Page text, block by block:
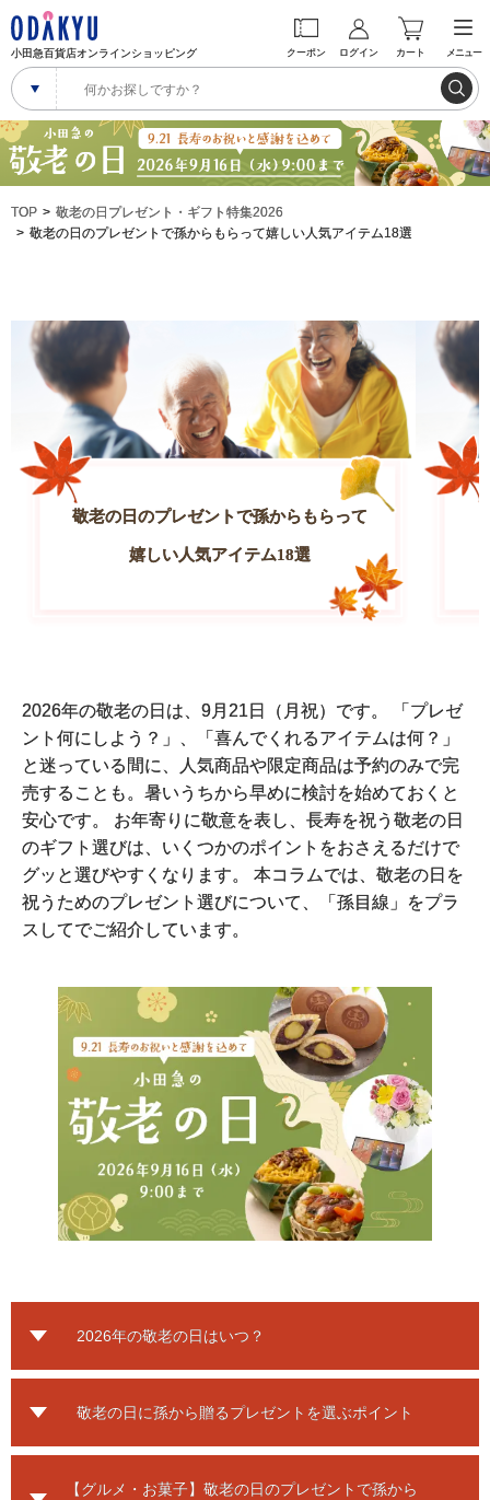
小田急百貨店オンラインショッピング クーポン ログイン カート メニュー
TOP
敬老の日プレゼント・ギフト特集2026
敬老の日のプレゼントで孫からもらって嬉しい人気アイテム18選
敬老の日のプレゼントで孫からもらって
嬉しい人気アイテム18選
2026年の敬老の日は、9月21日（月祝）です。 「プレゼ
ント何にしよう？」、「喜んでくれるアイテムは何？」
と迷っている間に、人気商品や限定商品は予約のみで完
売することも。暑いうちから早めに検討を始めておくと
安心です。 お年寄りに敬意を表し、長寿を祝う敬老の日
のギフト選びは、いくつかのポイントをおさえるだけで
グッと選びやすくなります。 本コラムでは、敬老の日を
祝うためのプレゼント選びについて、「孫目線」をプラ
スしてでご紹介しています。
2026年の敬老の日はいつ？
敬老の日に孫から贈るプレゼントを選ぶポイント
【グルメ・お菓子】敬老の日のプレゼントで孫から